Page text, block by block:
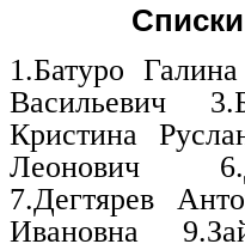
1.Батуро
Васильевич
Кристина
Леонович
7.Дегтярев
Ивановна